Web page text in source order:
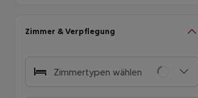
Zimmer & Verpflegung
Zimmertypen wählen